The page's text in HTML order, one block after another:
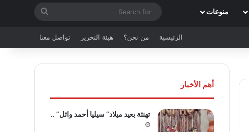
منوعات
Search
الرئيسية من نحن؟ هيئة التحرير تواصل معنا
أهم الأخبار
تهنئة بعيد ميلاد” سيليا أحمد وائل” ..